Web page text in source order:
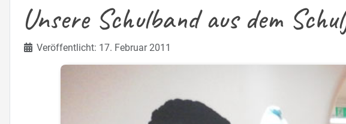
Unsere Schulband aus dem
DetailsVeröffentlicht: 17. Februar 2011